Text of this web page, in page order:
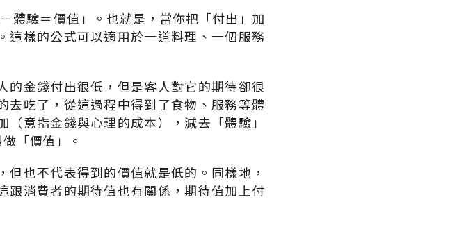
體驗＝價值」。也就是，當你把「付出」加
這樣的公式可以適用於一道料理、一個服務
金錢付出很低，但是客人對它的期待卻很
去吃了，從這過程中得到了食物、服務等體
意指金錢與心理的成本），減去「體驗」
「價值」。
也不代表得到的價值就是低的。同樣地，
跟消費者的期待值也有關係，期待值加上付